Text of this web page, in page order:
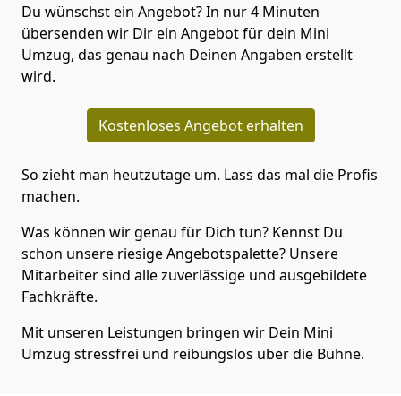
Du wünschst ein Angebot? In nur 4 Minuten
übersenden wir Dir ein Angebot für dein Mini
Umzug, das genau nach Deinen Angaben erstellt
wird.
Kostenloses Angebot erhalten
So zieht man heutzutage um. Lass das mal die Profis
machen.
Was können wir genau für Dich tun? Kennst Du
schon unsere riesige Angebotspalette? Unsere
Mitarbeiter sind alle zuverlässige und ausgebildete
Fachkräfte.
Mit unseren Leistungen bringen wir Dein Mini
Umzug stressfrei und reibungslos über die Bühne.